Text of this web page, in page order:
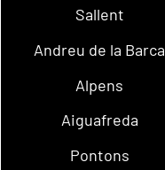
Sallent
Andreu de la Barca
Alpens
Aiguafreda
Pontons